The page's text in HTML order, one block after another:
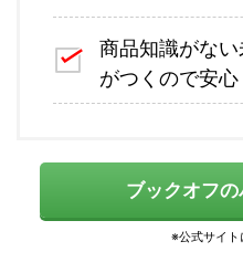
商品知識がな
がつくので安心
ブックオフの